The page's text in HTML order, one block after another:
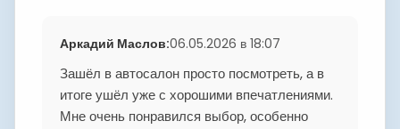
Аркадий Маслов:06.05.2026 в 18:07
Зашёл в автосалон просто посмотреть, а в
итоге ушёл уже с хорошими впечатлениями.
Мне очень понравился выбор, особенно